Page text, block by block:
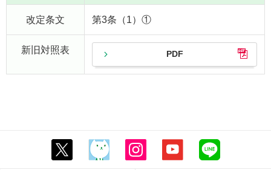
改定条文 第3条（1）①
新旧対照表 PDF